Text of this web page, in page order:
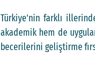
Türkiye'nin farklı
akademik hem de
becerilerini geliştirme